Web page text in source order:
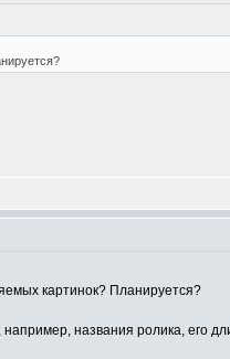
картинок? Планируется?
например, названия ролика, его